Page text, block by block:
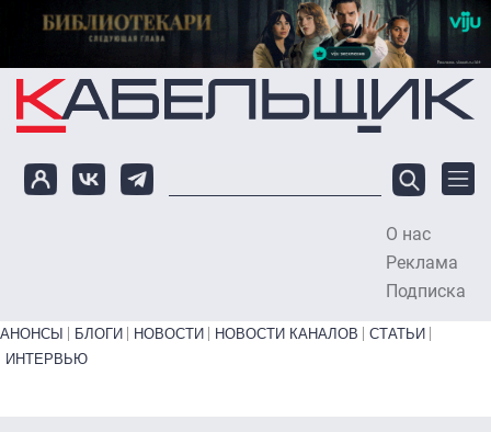
Перейти к основному содержанию
О нас
Реклама
Подписка
Primary links bottom
АНОНСЫ БЛОГИ НОВОСТИ НОВОСТИ КАНАЛОВ
СТАТЬИ
ИНТЕРВЬЮ